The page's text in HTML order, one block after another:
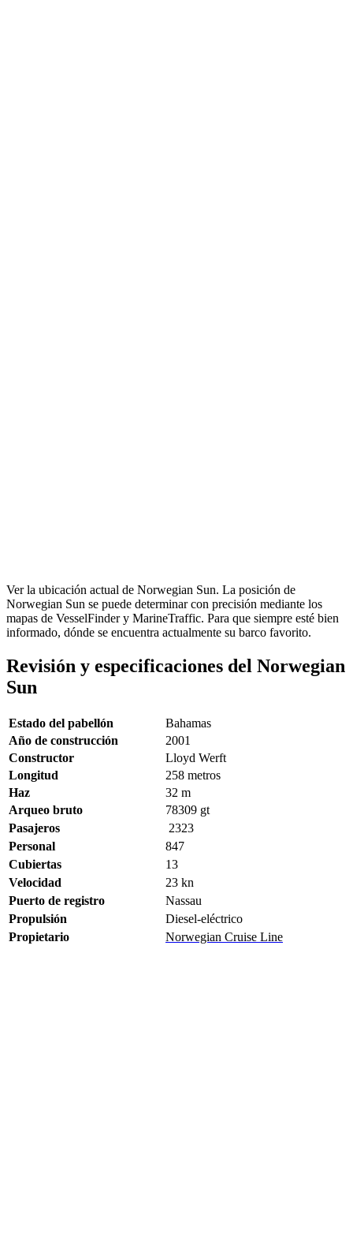
Ver la ubicación actual de Norwegian Sun. La posición de
Norwegian Sun se puede determinar con precisión mediante los
mapas de VesselFinder y MarineTraffic. Para que siempre esté bien
informado, dónde se encuentra actualmente su barco favorito.
Revisión y especificaciones del Norwegian
Sun
Estado del pabellón
Bahamas
Año de construcción
2001
Constructor
Lloyd Werft
Longitud
258 metros
Haz
32 m
Arqueo bruto
78309 gt
Pasajeros
2323
Personal
847
Cubiertas
13
Velocidad
23 kn
Puerto de registro
Nassau
Propulsión
Diesel-eléctrico
Propietario
Norwegian Cruise Line